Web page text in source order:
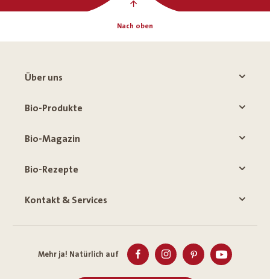
Nach oben
Über uns
Bio-Produkte
Bio-Magazin
Bio-Rezepte
Kontakt & Services
Mehr ja! Natürlich auf